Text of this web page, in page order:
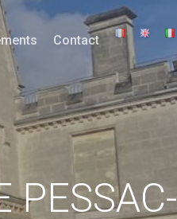
Contact
PESSAC-